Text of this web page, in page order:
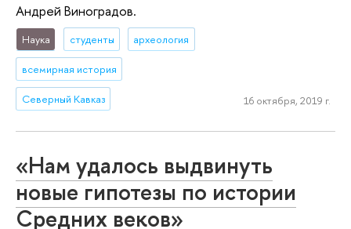
Андрей Виноградов.
Наука студенты археология
всемирная история
Северный Кавказ 16 октября, 2019 г.
«Нам удалось выдвинуть
новые гипотезы по истории
Средних веков»